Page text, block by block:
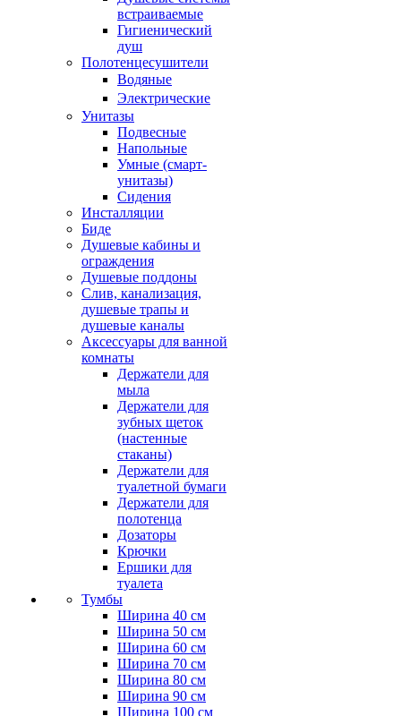
встраиваемые
Гигиенический
душ
Полотенцесушители
ㅤВодяные
ㅤЭлектрические
Унитазы
Подвесные
Напольные
Умные (смарт-
унитазы)
Сидения
Инсталляции
Биде
Душевые кабины и
ограждения
Душевые поддоны
Слив, канализация,
душевые трапы и
душевые каналы
Аксессуары для ванной
комнаты
Держатели для
мыла
Держатели для
зубных щеток
(настенные
стаканы)
Держатели для
туалетной бумаги
Держатели для
полотенца
Дозаторы
Крючки
Ершики для
туалета
Тумбы
Ширина 40 см
Ширина 50 см
Ширина 60 см
Ширина 70 см
Ширина 80 см
Ширина 90 см
Ширина 100 см